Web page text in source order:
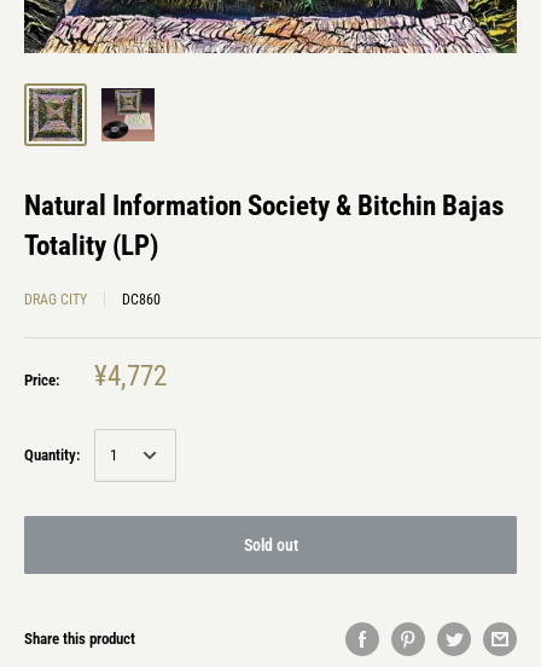
Natural Information Society & Bitchin Bajas
Totality (LP)
DRAG CITY DC860
Price: ¥4,772
Quantity:
Sold out
Share this product